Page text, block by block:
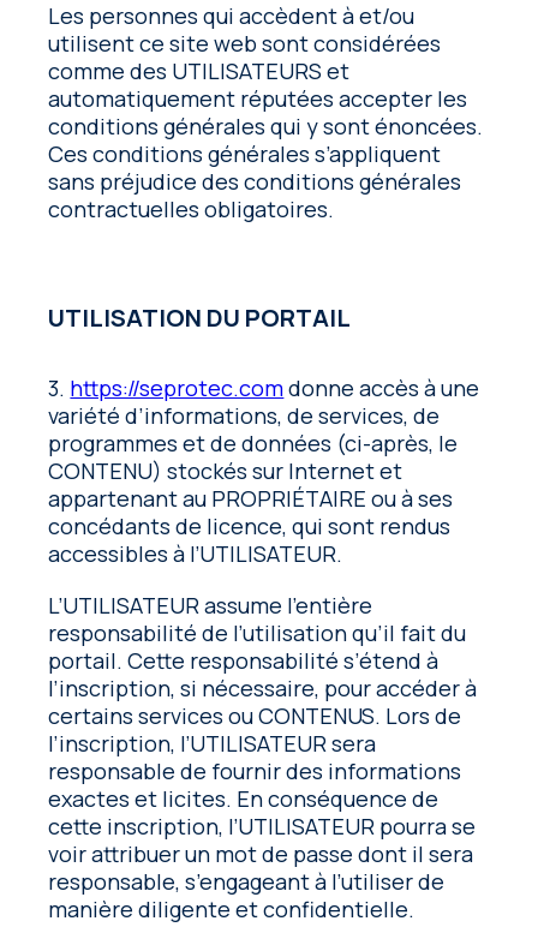
Les personnes qui accèdent à et/ou
utilisent ce site web sont considérées
comme des UTILISATEURS et
automatiquement réputées accepter les
conditions générales qui y sont énoncées.
Ces conditions générales s’appliquent
sans préjudice des conditions générales
contractuelles obligatoires.
UTILISATION DU PORTAIL
3. https://seprotec.comdonne accès à une
variété d’informations, de services, de
programmes et de données (ci-après, le
CONTENU) stockés sur Internet et
appartenant au PROPRIÉTAIRE ou à ses
concédants de licence, qui sont rendus
accessibles à l’UTILISATEUR.
L’UTILISATEUR assume l’entière
responsabilité de l’utilisation qu’il fait du
portail. Cette responsabilité s’étend à
l’inscription, si nécessaire, pour accéder à
certains services ou CONTENUS. Lors de
l’inscription, l’UTILISATEUR sera
responsable de fournir des informations
exactes et licites. En conséquence de
cette inscription, l’UTILISATEUR pourra se
voir attribuer un mot de passe dont il sera
responsable, s’engageant à l’utiliser de
manière diligente et confidentielle.